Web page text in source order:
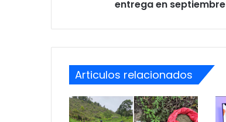
entrega en septiembre
Articulos relacionados